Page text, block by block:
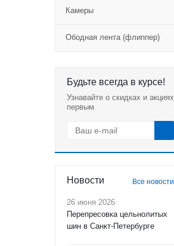
Камеры
Ободная лента (флиппер)
Будьте всегда в курсе!
Узнавайте о скидках и акциях
первым
Новости Все новости
26 июня 2026
Перепресовка цельнолитых
шин в Санкт-Петербурге